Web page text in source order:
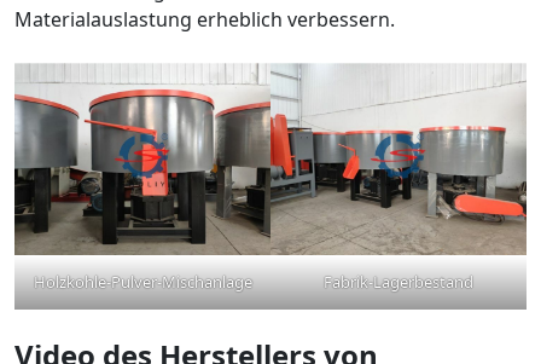
Materialauslastung erheblich verbessern.
Holzkohle-Pulver-Mischanlage Fabrik-Lagerbestand
Video des Herstellers von